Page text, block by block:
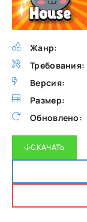
Жанр:
Требования:
Версия:
Размер:
Обновлено:
СКАЧАТЬ